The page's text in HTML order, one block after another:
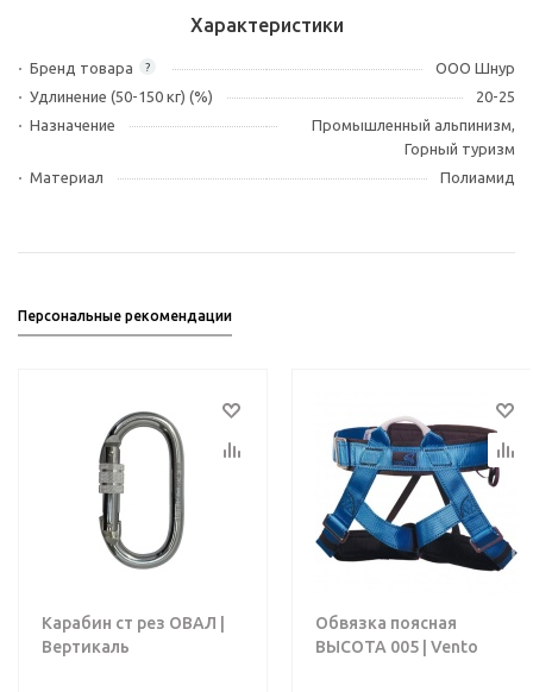
Характеристики
?
Бренд товара
ООО Шнур
Удлинение (50-150 кг) (%)
20-25
Назначение
Промышленный альпинизм,
Горный туризм
Материал
Полиамид
Персональные рекомендации
Карабин ст рез ОВАЛ |
Вертикаль
Обвязка поясная
ВЫСОТА 005 | Vento